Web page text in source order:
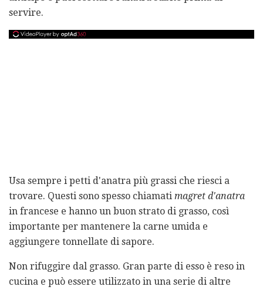
servire.
Usa sempre i petti d'anatra più grassi che riesci a
trovare. Questi sono spesso chiamati magret d'anatra
in francese e hanno un buon strato di grasso, così
importante per mantenere la carne umida e
aggiungere tonnellate di sapore.
Non rifuggire dal grasso. Gran parte di esso è reso in
cucina e può essere utilizzato in una serie di altre